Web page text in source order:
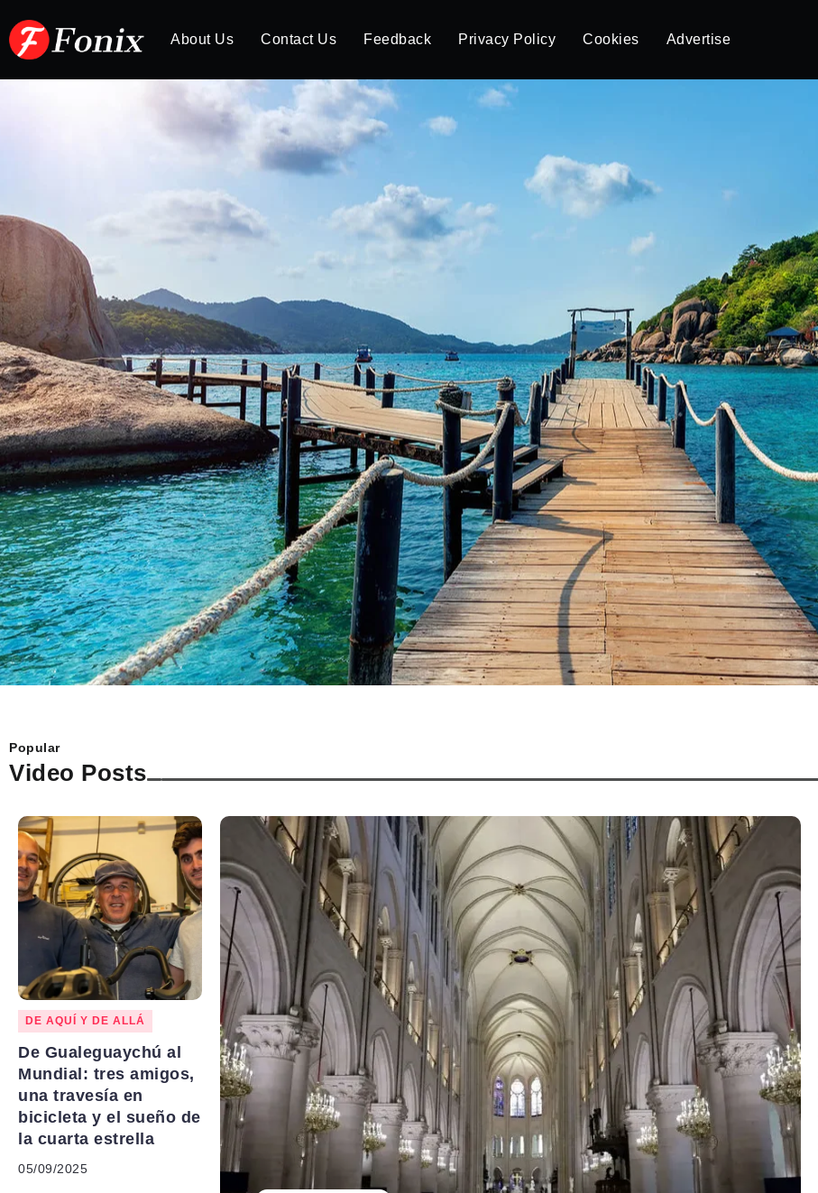
About Us Contact Us Feedback Privacy Policy Cookies Advertise
TERRITORIOS
Reserva Natural Villavicencio: un refugio
para experiencias turísticas y conciencia
ambiental
Desde El Sur 29/09/2023
Mendoza ofrece en la Reserva Natural Villavicencio, ubicada a 50
kilómetros de la capital...
Video Posts
Popular
DE AQUÍ Y DE ALLÁ
De Gualeguaychú al
Mundial: tres amigos,
una travesía en
bicicleta y el sueño de
la cuarta estrella
05/09/2025